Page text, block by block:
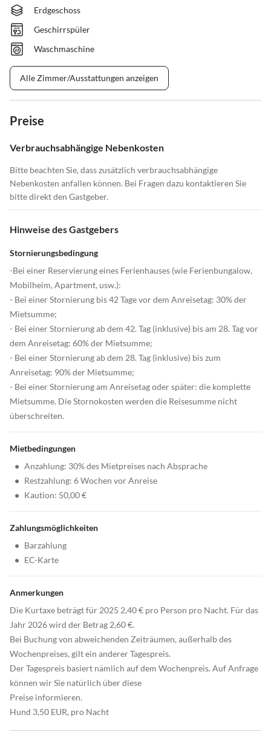
Erdgeschoss
Geschirrspüler
Waschmaschine
Alle Zimmer/Ausstattungen anzeigen
Preise
Verbrauchsabhängige Nebenkosten
Bitte beachten Sie, dass zusätzlich verbrauchsabhängige
Nebenkosten anfallen können. Bei Fragen dazu kontaktieren Sie
bitte direkt den Gastgeber.
Hinweise des Gastgebers
Stornierungsbedingung
-Bei einer Reservierung eines Ferienhauses (wie Ferienbungalow,
Mobilheim, Apartment, usw.):
- Bei einer Stornierung bis 42 Tage vor dem Anreisetag: 30% der
Mietsumme;
- Bei einer Stornierung ab dem 42. Tag (inklusive) bis am 28. Tag vor
dem Anreisetag: 60% der Mietsumme;
- Bei einer Stornierung ab dem 28. Tag (inklusive) bis zum
Anreisetag: 90% der Mietsumme;
- Bei einer Stornierung am Anreisetag oder später: die komplette
Mietsumme. Die Stornokosten werden die Reisesumme nicht
überschreiten.
Mietbedingungen
• Anzahlung: 30% des Mietpreises nach Absprache
• Restzahlung: 6 Wochen vor Anreise
• Kaution: 50,00 €
Zahlungsmöglichkeiten
• Barzahlung
• EC-Karte
Anmerkungen
Die Kurtaxe beträgt für 2025 2,40 € pro Person pro Nacht. Für das
Jahr 2026 wird der Betrag 2,60 €.
Bei Buchung von abweichenden Zeiträumen, außerhalb des
Wochenpreises, gilt ein anderer Tagespreis.
Der Tagespreis basiert nämlich auf dem Wochenpreis. Auf Anfrage
können wir Sie natürlich über diese
Preise informieren.
Hund 3,50 EUR, pro Nacht